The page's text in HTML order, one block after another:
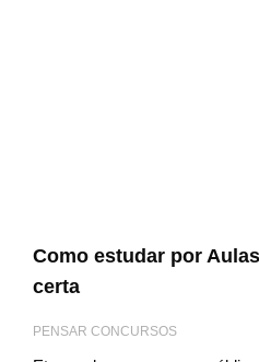
Como estudar por
certa
PENSAR CONCURSOS